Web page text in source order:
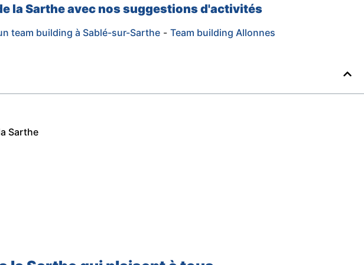
la Sarthe avec nos suggestions d'activités
team building à Sablé-sur-Sarthe- Team building Allonnes
Sarthe